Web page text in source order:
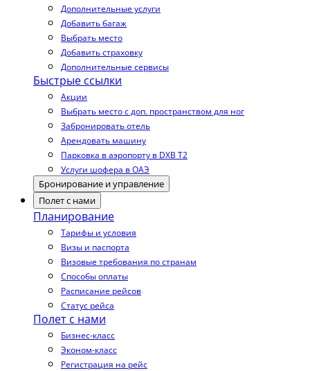
Дополнительные услуги
Добавить багаж
Выбрать место
Добавить страховку
Дополнительные сервисы
Быстрые ссылки
Акции
Выбрать место с доп. пространством для ног
Забронировать отель
Арендовать машину
Парковка в аэропорту в DXB T2
Услуги шофера в ОАЭ
Бронирование и управление
Полет с нами
Планирование
Тарифы и условия
Визы и паспорта
Визовые требования по странам
Способы оплаты
Расписание рейсов
Статус рейса
Полет с нами
Бизнес-класс
Эконом-класс
Регистрация на рейс